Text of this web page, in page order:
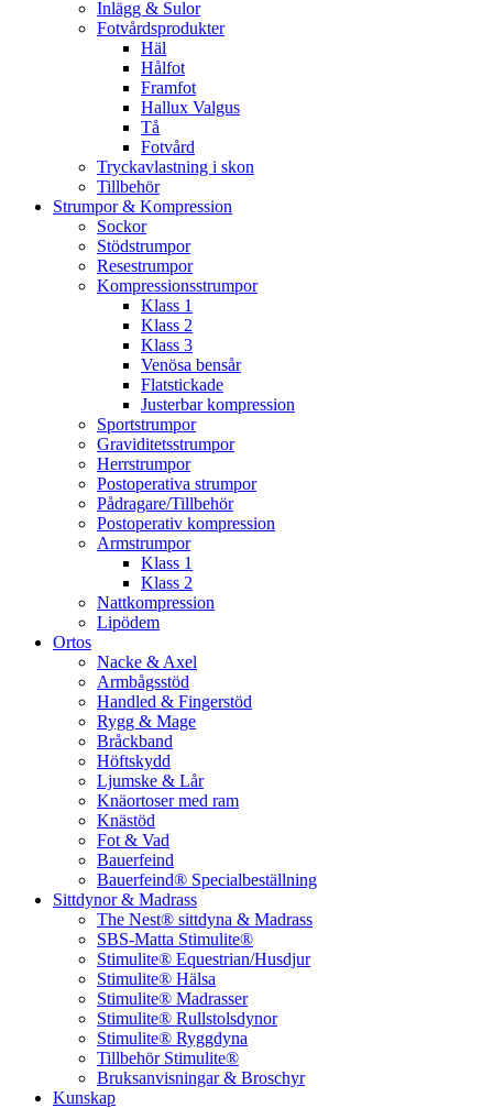
Inlägg & Sulor
Fotvårdsprodukter
Häl
Hålfot
Framfot
Hallux Valgus
Tå
Fotvård
Tryckavlastning i skon
Tillbehör
Strumpor & Kompression
Sockor
Stödstrumpor
Resestrumpor
Kompressionsstrumpor
Klass 1
Klass 2
Klass 3
Venösa bensår
Flatstickade
Justerbar kompression
Sportstrumpor
Graviditetsstrumpor
Herrstrumpor
Postoperativa strumpor
Pådragare/Tillbehör
Postoperativ kompression
Armstrumpor
Klass 1
Klass 2
Nattkompression
Lipödem
Ortos
Nacke & Axel
Armbågsstöd
Handled & Fingerstöd
Rygg & Mage
Bråckband
Höftskydd
Ljumske & Lår
Knäortoser med ram
Knästöd
Fot & Vad
Bauerfeind
Bauerfeind® Specialbeställning
Sittdynor & Madrass
The Nest® sittdyna & Madrass
SBS-Matta Stimulite®
Stimulite® Equestrian/Husdjur
Stimulite® Hälsa
Stimulite® Madrasser
Stimulite® Rullstolsdynor
Stimulite® Ryggdyna
Tillbehör Stimulite®
Bruksanvisningar & Broschyr
Kunskap